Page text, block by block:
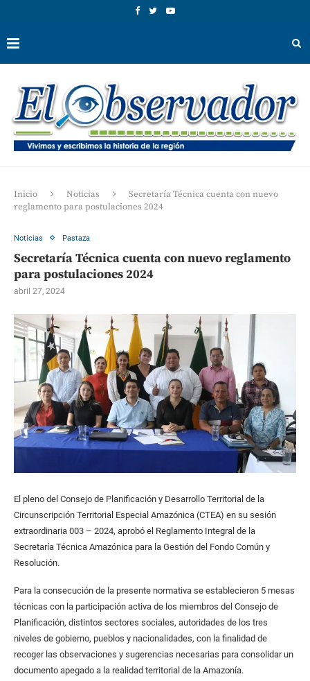
Inicio Noticias
Secretaría Técnica cuenta con nuevo
reglamento para postulaciones 2024
Noticias Pastaza
Secretaría Técnica cuenta con nuevo reglamento
para postulaciones 2024
abril 27, 2024
El pleno del Consejo de Planificación y Desarrollo Territorial de la
Circunscripción Territorial Especial Amazónica (CTEA) en su sesión
extraordinaria 003 – 2024, aprobó el Reglamento Integral de la
Secretaría Técnica Amazónica para la Gestión del Fondo Común y
Resolución.
Para la consecución de la presente normativa se establecieron 5 mesas
técnicas con la participación activa de los miembros del Consejo de
Planificación, distintos sectores sociales, autoridades de los tres
niveles de gobierno, pueblos y nacionalidades, con la finalidad de
recoger las observaciones y sugerencias necesarias para consolidar un
documento apegado a la realidad territorial de la Amazonía.